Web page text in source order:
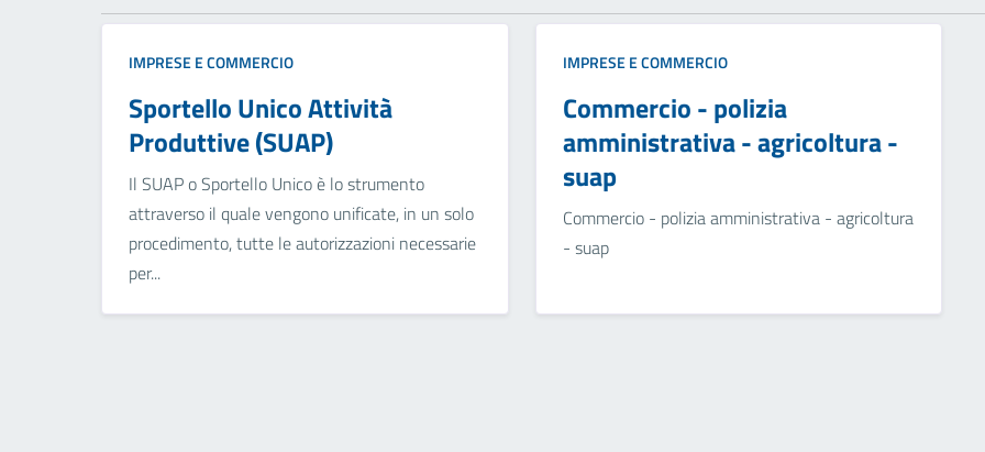
IMPRESE E COMMERCIO
Sportello Unico Attività
Produttive (SUAP)
Il SUAP o Sportello Unico è lo strumento
attraverso il quale vengono unificate, in un solo
procedimento, tutte le autorizzazioni necessarie
per...
IMPRESE E COMMERCIO
Commercio - polizia
amministrativa - agricoltura -
suap
Commercio - polizia amministrativa - agricoltura
- suap